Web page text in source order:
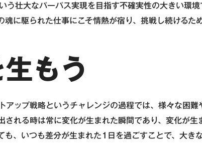
う壮大なパーパス実現を目指す不確実性の大きい環
に駆られた仕事にこそ情熱が宿り、挑戦し続けるた
もう
アップ戦略というチャレンジの過程では、様々な困難
される時は常に変化が生まれた瞬間であり、変化が生
も、いつも差分が生まれた1日を過ごすことで、大き